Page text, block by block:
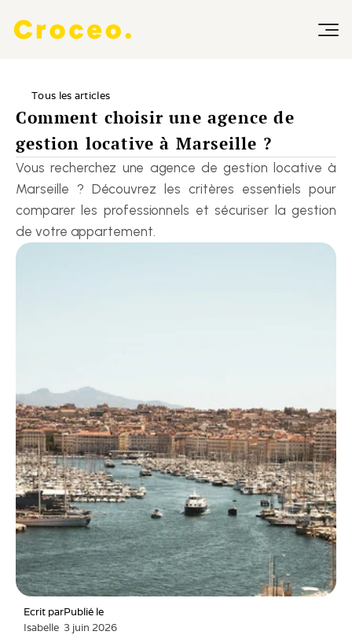
Tous les articles
Comment choisir une agence de
gestion locative à Marseille ?
Vous recherchez une agence de gestion locative à
Marseille ? Découvrez les critères essentiels pour
comparer les professionnels et sécuriser la gestion
de votre appartement.
Ecrit par
Isabelle
Publié le
3 juin 2026